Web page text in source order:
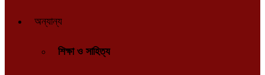
অন্যান্য
শিক্ষা ও সাহিত্য